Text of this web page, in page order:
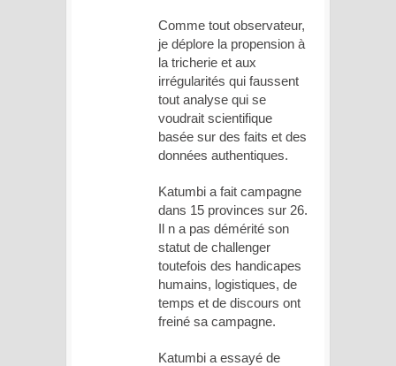
Comme tout observateur,
je déplore la propension à
la tricherie et aux
irrégularités qui faussent
tout analyse qui se
voudrait scientifique
basée sur des faits et des
données authentiques.
Katumbi a fait campagne
dans 15 provinces sur 26.
Il n a pas démérité son
statut de challenger
toutefois des handicapes
humains, logistiques, de
temps et de discours ont
freiné sa campagne.
Katumbi a essayé de